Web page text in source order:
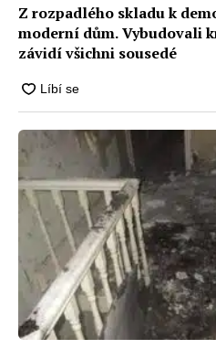
Z rozpadlého skladu k
moderní dům. Vybudovali
závidí všichni sousedé